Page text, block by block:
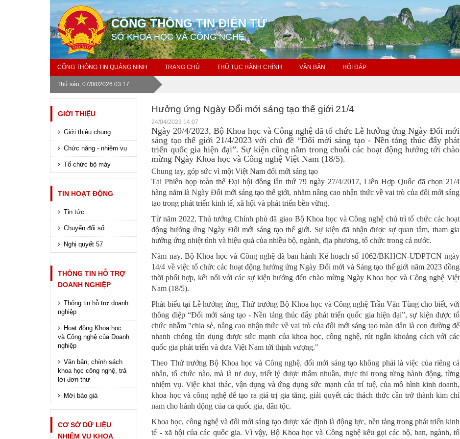
CỔNG THÔNG TIN ĐIỆN TỬ
SỞ KHOA HỌC VÀ CÔNG NGHỆ
CỔNG THÔNG TIN QUẢNG NINH TRANG CHỦ THỦ TỤC HÀNH CHÍNH VĂN BẢN HỎI ĐÁP
Thứ sáu, 07/08/2026 03:17
GIỚI THIỆU
Giới thiệu chung
Chức năng - nhiệm vụ
Tổ chức bộ máy
TIN HOẠT ĐỘNG
Tin tức
Chuyển đổi số
Nghị quyết 57
THÔNG TIN HỖ TRỢ
DOANH NGHIỆP
Thông tin hỗ trợ doanh
nghiệp
Hoạt động Khoa học
và Công nghệ của Doanh
nghiệp
Văn bản, chính sách
khoa học công nghệ, trả
lời đơn thư
Mời báo giá
CƠ SỞ DỮ LIỆU
NHIỆM VỤ KHOA
Hưởng ứng Ngày Đổi mới sáng tạo thế giới 21/4
24/04/2023 14:07
Ngày 20/4/2023, Bộ Khoa học và Công nghệ đã tổ chức Lễ hưởng ứng Ngày Đổi mới
sáng tạo thế giới 21/4/2023 với chủ đề “Đổi mới sáng tạo - Nền tảng thúc đẩy phát
triển quốc gia hiện đại”. Sự kiện cũng nằm trong chuỗi các hoạt động hướng tới chào
mừng Ngày Khoa học và Công nghệ Việt Nam (18/5).
Chung tay, góp sức vì một Việt Nam đổi mới sáng tạo
Tại Phiên họp toàn thể Đại hội đồng lần thứ 79 ngày 27/4/2017, Liên Hợp Quốc đã chọn 21/4
hàng năm là Ngày Đổi mới sáng tạo thế giới, nhằm nâng cao nhận thức về vai trò của đổi mới sáng
tạo trong phát triển kinh tế, xã hội và phát triển bền vững.
Từ năm 2022, Thủ tướng Chính phủ đã giao Bộ Khoa học và Công nghệ chủ trì tổ chức các hoạt
động hưởng ứng Ngày Đổi mới sáng tạo thế giới. Sự kiện đã nhận được sự quan tâm, tham gia
hưởng ứng nhiệt tình và hiệu quả của nhiều bộ, ngành, địa phương, tổ chức trong cả nước.
Năm nay, Bộ Khoa học và Công nghệ đã ban hành Kế hoạch số 1062/BKHCN-ƯDPTCN ngày
14/4 về việc tổ chức các hoạt động hưởng ứng Ngày Đổi mới và Sáng tạo thế giới năm 2023 đồng
thời phối hợp, kết nối với các sự kiện hướng đến chào mừng Ngày Khoa học và Công nghệ Việt
Nam (18/5).
Phát biểu tại Lễ hưởng ứng, Thứ trưởng Bộ Khoa học và Công nghệ Trần Văn Tùng cho biết, với
thông điệp “Đổi mới sáng tạo - Nền tảng thúc đẩy phát triển quốc gia hiện đại”, sự kiện được tổ
chức nhằm "chia sẻ, nâng cao nhận thức về vai trò của đổi mới sáng tạo toàn dân là con đường để
nhanh chóng tận dụng được sức mạnh của khoa học, công nghệ, rút ngắn khoảng cách với các
quốc gia phát triển và đưa Việt Nam tới thịnh vượng."
Theo Thứ trưởng Bộ Khoa học và Công nghệ, đổi mới sáng tạo không phải là việc của riêng cá
nhân, tổ chức nào, mà là tư duy, triết lý được thấm nhuần, thực thi trong từng hành động, từng
nhiệm vụ. Việc khai thác, vận dụng và ứng dụng sức mạnh của trí tuệ, của mô hình kinh doanh,
khoa học và công nghệ để tạo ra giá trị gia tăng, giải quyết các thách thức cần trở thành kim chỉ
nam cho hành động của cả quốc gia, dân tộc.
Khoa học, công nghệ và đổi mới sáng tạo được xác định là động lực, nền tảng trong phát triển kinh
tế - xã hội của các quốc gia. Vì vậy, Bộ Khoa học và Công nghệ kêu gọi các bộ, ban, ngành, tổ